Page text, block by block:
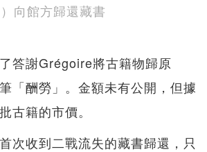
向館方歸還藏書
答謝Grégoire將古籍物歸原
「酬勞」。金額未有公開，但據
古籍的市價。
次收到二戰流失的藏書歸還，只